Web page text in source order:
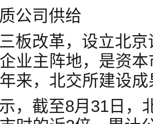
公司供给
板改革，设立北
业主阵地，是资
来，北交所建设
，截至8月31日，